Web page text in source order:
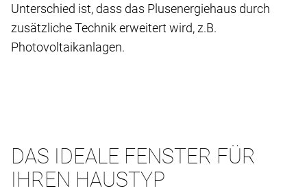
Unterschied ist, dass das Plusenergiehaus durch
zusätzliche Technik erweitert wird, z.B.
Photovoltaikanlagen.
DAS IDEALE FENSTER FÜR
IHREN HAUSTYP